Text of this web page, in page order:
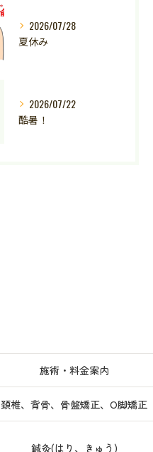
2026/07/28
夏休み
2026/07/22
酷暑！
施術・料金案内
頚椎、背骨、骨盤矯正、O脚矯正
鍼灸(はり、きゅう)